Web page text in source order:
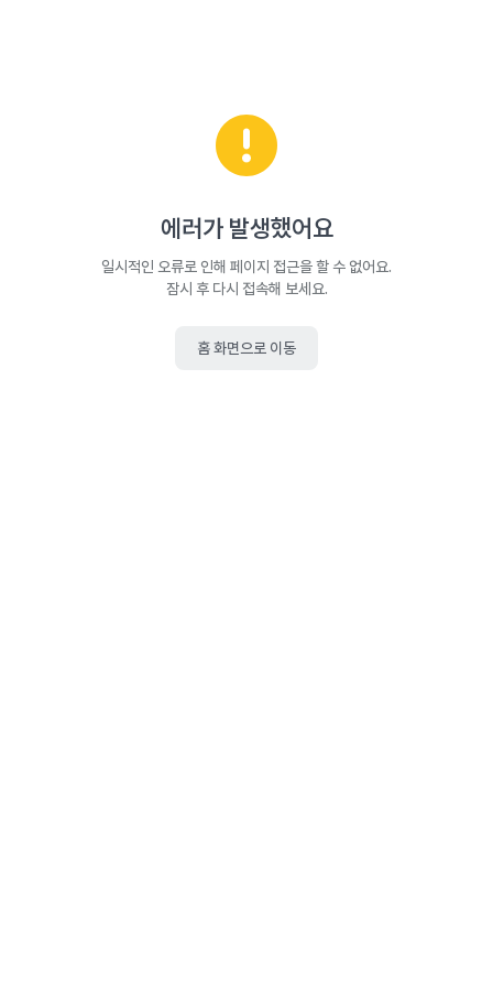
에러가 발생했어요
일시적인 오류로 인해 페이지 접근을 할 수 없어요.
잠시 후 다시 접속해 보세요.
홈 화면으로 이동